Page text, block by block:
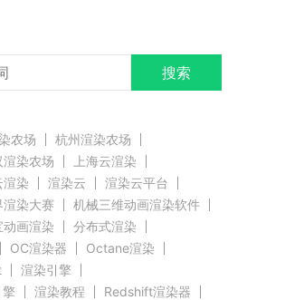
搜索
农场
杭州渲染农场
渲染农场
上海云渲染
渲染 渲染云
渲染云平台
渲染大赛
机械三维动画渲染软件
动画渲染
分布式渲染
OC渲染器
Octane渲染
渲染引擎
渲染教程
Redshift渲染器